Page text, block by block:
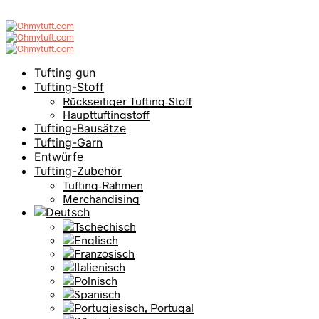
Tufting gun
Tufting-Stoff
Rückseitiger Tufting-Stoff
Haupttuftingstoff
Tufting-Bausätze
Tufting-Garn
Entwürfe
Tufting-Zubehör
Tufting-Rahmen
Merchandising